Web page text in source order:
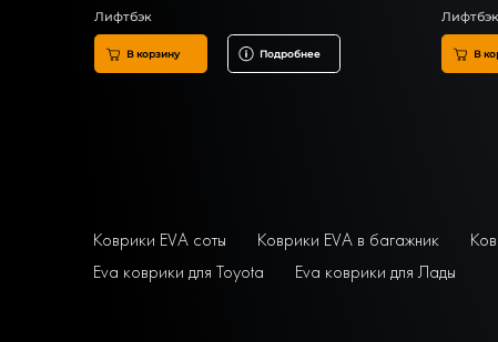
Лифтбэк
В корзину Подробнее
Лифтбэк
В
Коврики EVA соты Коврики EVA в багажник
Eva коврики для Toyota
Eva коврики для Лады